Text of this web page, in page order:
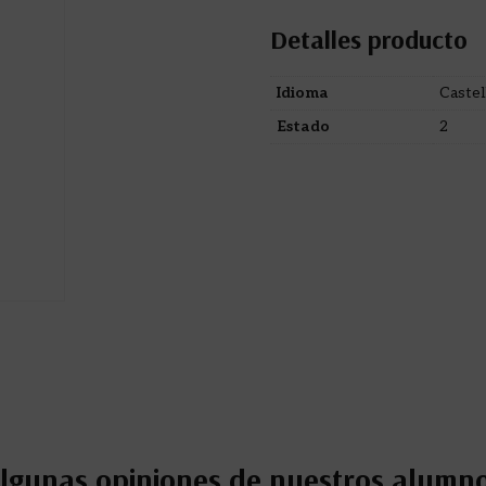
Detalles producto
Idioma
Estado
2